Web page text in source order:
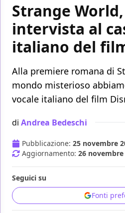
Strange
intervista al
italiano del
Alla premiere romana di
mondo misterioso
vocale italiano del film
di Andrea Bedeschi
Pubblicazione: 25 novembre
Aggiornamento: 26 novembre
Seguici su
Fonti